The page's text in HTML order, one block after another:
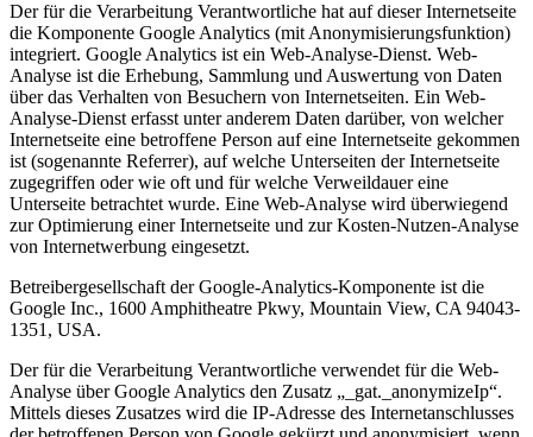
Der für die Verarbeitung Verantwortliche hat auf dieser Internetseite
die Komponente Google Analytics (mit Anonymisierungsfunktion)
integriert. Google Analytics ist ein Web-Analyse-Dienst. Web-
Analyse ist die Erhebung, Sammlung und Auswertung von Daten
über das Verhalten von Besuchern von Internetseiten. Ein Web-
Analyse-Dienst erfasst unter anderem Daten darüber, von welcher
Internetseite eine betroffene Person auf eine Internetseite gekommen
ist (sogenannte Referrer), auf welche Unterseiten der Internetseite
zugegriffen oder wie oft und für welche Verweildauer eine
Unterseite betrachtet wurde. Eine Web-Analyse wird überwiegend
zur Optimierung einer Internetseite und zur Kosten-Nutzen-Analyse
von Internetwerbung eingesetzt.
Betreibergesellschaft der Google-Analytics-Komponente ist die
Google Inc., 1600 Amphitheatre Pkwy, Mountain View, CA 94043-
1351, USA.
Der für die Verarbeitung Verantwortliche verwendet für die Web-
Analyse über Google Analytics den Zusatz „_gat._anonymizeIp“.
Mittels dieses Zusatzes wird die IP-Adresse des Internetanschlusses